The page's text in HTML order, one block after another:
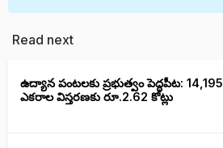
Read next
ఉద్యాన పంటలకు ప్రభుత్వం పెద్దపీట: 14,195
ఎకరాల విస్తరణకు రూ.2.62 కోట్లు